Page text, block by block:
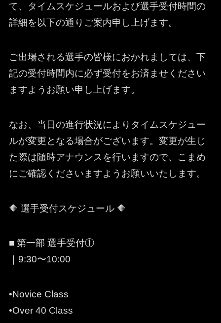
て、タイムスケジュールおよび選手受付時間の
詳細を以下の通りご案内申し上げます。
ご出場される選手の皆様におかれましては、下
記の受付時間内に必ず受付をお済ませください
ますようお願い申し上げます。
なお、当日の進行状況によりタイムスケジュー
ルが変更となる場合がございます。変更が生じ
た際は随時アナウンスを行いますので、こまめ
にご確認くださいますようお願いいたします。
🔶 選手受付スケジュール 🔶
■ 第一部 選手受付①
｜9:30〜10:00
•Novice Class
•Over 40 Class